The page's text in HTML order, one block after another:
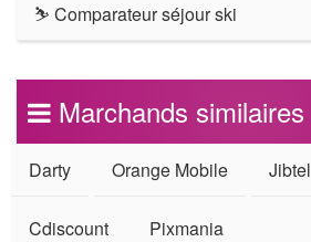
⛷ Comparateur séjour ski
Marchands similaires
Darty Orange Mobile Jibtel
Cdiscount Pixmania